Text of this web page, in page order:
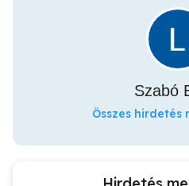
Szabó
Összes hirdetés